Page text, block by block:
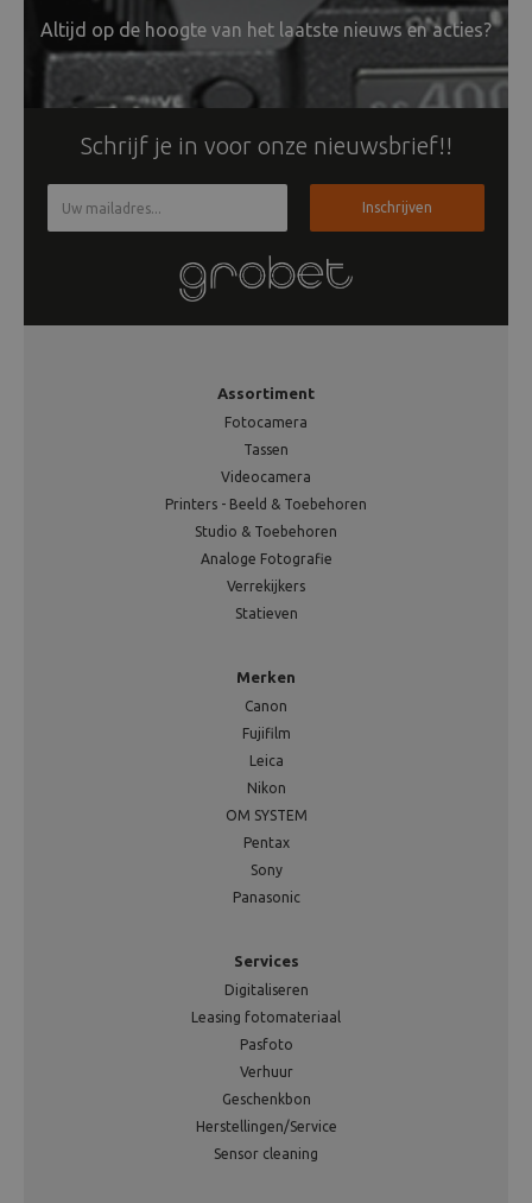
Altijd op de hoogte van het laatste nieuws en acties?
Schrijf je in voor onze nieuwsbrief!!
Inschrijven
Assortiment
Fotocamera
Tassen
Videocamera
Printers - Beeld & Toebehoren
Studio & Toebehoren
Analoge Fotografie
Verrekijkers
Statieven
Merken
Canon
Fujifilm
Leica
Nikon
OM SYSTEM
Pentax
Sony
Panasonic
Services
Digitaliseren
Leasing fotomateriaal
Pasfoto
Verhuur
Geschenkbon
Herstellingen/Service
Sensor cleaning